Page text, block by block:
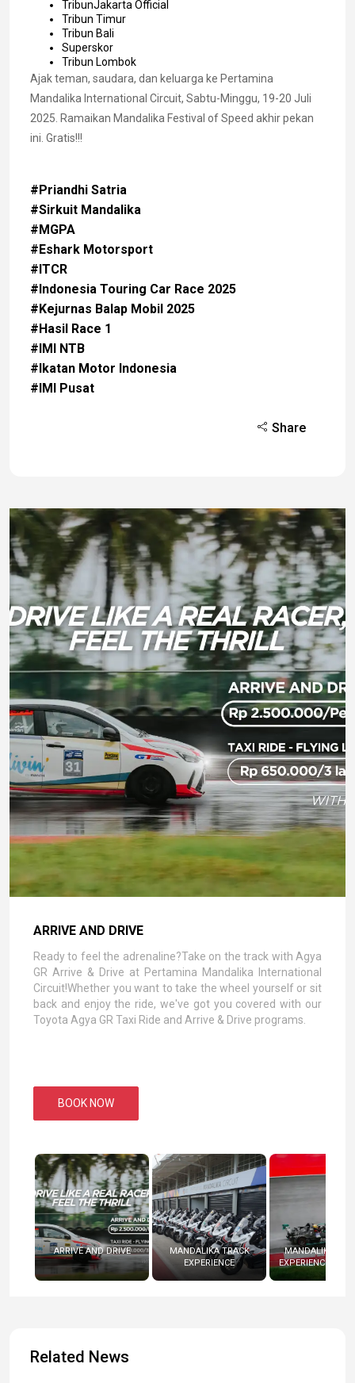
TribunJakarta Official
Tribun Timur
Tribun Bali
Superskor
Tribun Lombok
Ajak teman, saudara, dan keluarga ke Pertamina
Mandalika International Circuit, Sabtu-Minggu, 19-20 Juli
2025. Ramaikan Mandalika Festival of Speed akhir pekan
ini. Gratis!!!
#Priandhi Satria
#Sirkuit Mandalika
#MGPA
#Eshark Motorsport
#ITCR
#Indonesia Touring Car Race 2025
#Kejurnas Balap Mobil 2025
#Hasil Race 1
#IMI NTB
#Ikatan Motor Indonesia
#IMI Pusat
Share
ARRIVE AND DRIVE
Ready to feel the adrenaline?Take on the track with Agya
GR Arrive & Drive at Pertamina Mandalika International
Circuit!Whether you want to take the wheel yourself or sit
back and enjoy the ride, we've got you covered with our
Toyota Agya GR Taxi Ride and Arrive & Drive programs.
BOOK NOW
ARRIVE AND DRIVE
MANDALIKA TRACK
EXPERIENCE
MANDALIKA
EXPERIENCE
Related News